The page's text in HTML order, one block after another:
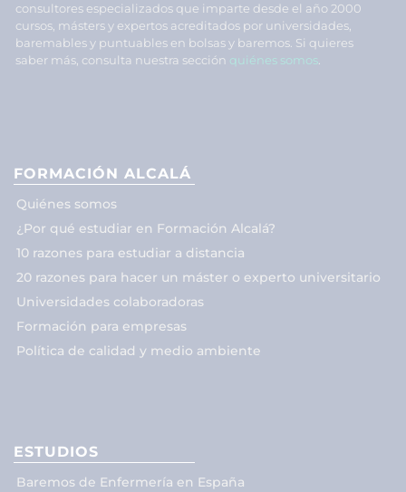
consultores especializados que imparte desde el año 2000
cursos, másters y expertos acreditados por universidades,
baremables y puntuables en bolsas y baremos. Si quieres
saber más, consulta nuestra sección quiénes somos
FORMACIÓN ALCALÁ
Quiénes somos
¿Por qué estudiar en Formación Alcalá?
10 razones para estudiar a distancia
20 razones para hacer un máster o experto universitario
Universidades colaboradoras
Formación para empresas
Política de calidad y medio ambiente
ESTUDIOS
Baremos de Enfermería en España